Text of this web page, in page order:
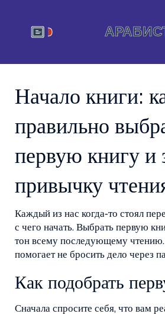
Начало книги:
правильно
первую книгу и
привычку
Каждый из нас когда‑то стоял
с чего начать. Выбрать первую
тон всему последующему
помогает не бросить дело через
Как подобрать
Сначала спросите себя, что вам